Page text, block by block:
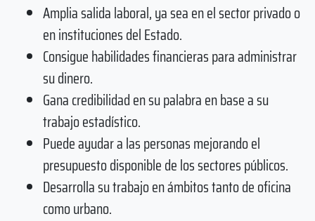
Amplia salida laboral, ya sea en el sector privado o
en instituciones del Estado.
Consigue habilidades financieras para administrar
su dinero.
Gana credibilidad en su palabra en base a su
trabajo estadístico.
Puede ayudar a las personas mejorando el
presupuesto disponible de los sectores públicos.
Desarrolla su trabajo en ámbitos tanto de oficina
como urbano.